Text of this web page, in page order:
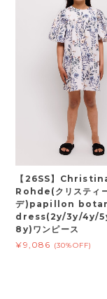
【26SS】
Rohde(クリスティ
デ)papillon
dress(2y/3y/4y/
8y)ワンピース
¥9,086 (30%OFF)